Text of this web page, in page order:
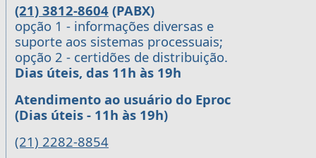
(21) 3812-8604 (PABX)
opção 1 - informações diversas e
suporte aos sistemas processuais;
opção 2 - certidões de distribuição.
Dias úteis, das 11h às 19h
Atendimento ao usuário do Eproc
(Dias úteis - 11h às 19h)
(21) 2282-8854